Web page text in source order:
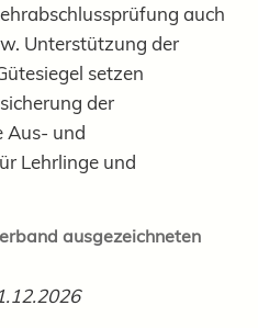
auch
Unterstützung der
setzen
der
Aus- und
Lehrlinge und
ausgezeichneten